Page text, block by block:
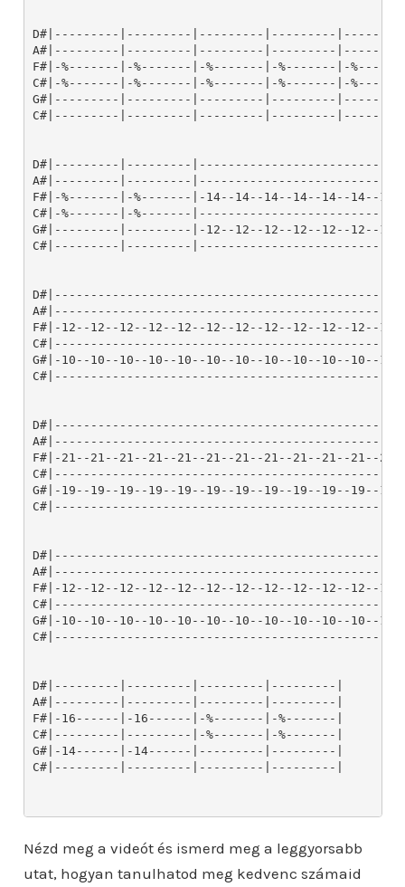
D#|---------|---------|---------|---------
A#|---------|---------|---------|---------
F#|-%-------|-%-------|-%-------|-%-------|-
C#|-%-------|-%-------|-%-------|-%-------|-
G#|---------|---------|---------|---------
C#|---------|---------|---------|---------
D#|---------|---------
A#|---------|---------
F#|-%-------|-%-------|-14--14--14--14--14--14--
C#|-%-------|-%-------
G#|---------|---------|-12--12--12--12--12--12--12--
C#|---------|---------
F#|-12--12--12--12--12--12--12--12--12--12--12--
G#|-10--10--10--10--10--10--10--10--10--10--10--
F#|-21--21--21--21--21--21--21--21--21--21--21--
G#|-19--19--19--19--19--19--19--19--19--19--19--
F#|-12--12--12--12--12--12--12--12--12--12--12--
G#|-10--10--10--10--10--10--10--10--10--10--10--
D#|---------|---------|---------|---------|
A#|---------|---------|---------|---------|
F#|-16------|-16------|-%-------|-%-------|
C#|---------|---------|-%-------|-%-------|
G#|-14------|-14------|---------|---------|
C#|---------|---------|---------|---------|
Nézd meg a videót és ismerd meg a leggyorsabb
utat, hogyan tanulhatod meg kedvenc számaid